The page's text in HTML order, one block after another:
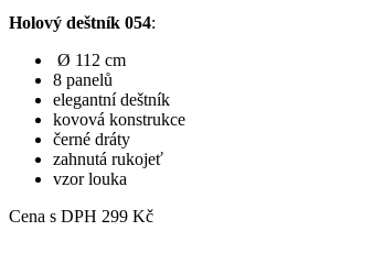
Holový deštník 054:
Ø 112 cm
8 panelů
elegantní deštník
kovová konstrukce
černé dráty
zahnutá rukojeť
vzor louka
Cena s DPH 299 Kč